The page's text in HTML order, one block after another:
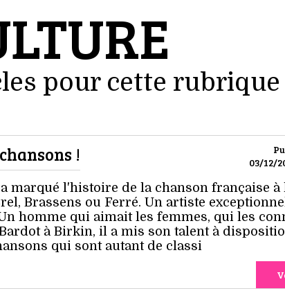
pour cette rubrique
03/12/
!
marqué l'histoire de la chanson française à
Brassens ou Ferré. Un artiste
homme qui aimait les femmes, qui les
à Birkin, il a mis son talent à
qui sont autant de classi